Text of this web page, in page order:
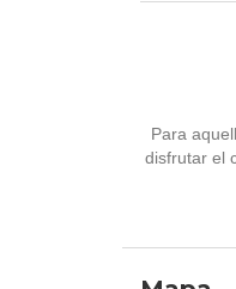
Para
disfrutar el